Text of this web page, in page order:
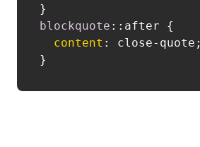
blockquote ::after {
content : close-quote;